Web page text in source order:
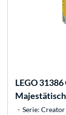
LEGO
Serie: Creator